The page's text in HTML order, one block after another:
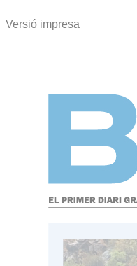
Versió impresa